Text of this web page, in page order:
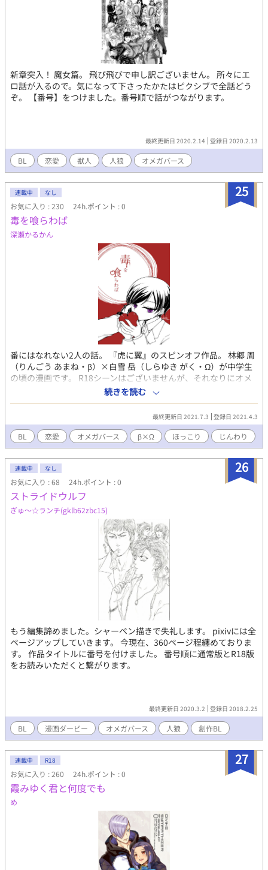
新章突入！ 魔女篇。 飛び飛びで申し訳ございません。 所々にエ
ロ話が入るので。気になって下さったかたはピクシブで全話どう
ぞ。 【番号】をつけました。番号順で話がつながります。
最終更新日 2020.2.14 登録日 2020.2.13
BL 恋愛 獣人 人狼 オメガバース
25
連載中 なし
お気に入り : 230 24h.ポイント : 0
毒を喰らわば
深瀬かるかん
番にはなれない2人の話。 『虎に翼』のスピンオフ作品。 林郷 周
（りんごう あまね・β）×白雪 岳（しらゆき がく・Ω）が中学生
の頃の漫画です。 R18シーンはございませんが、それなりにオメ
ガバースしていたり、ちょっとアレな話も出てきます。 モブや近
親相姦に関する話も出てくるので、地雷のない方向けかもしれま
せん。ご注意ください。 実はまとめ本を作って通販中です。 作者
のTwitterにショップのリンクをご用意しております。
続きを読む
最終更新日 2021.7.3 登録日 2021.4.3
BL 恋愛 オメガバース β×Ω ほっこり じんわり
26
連載中 なし
お気に入り : 68 24h.ポイント : 0
ストライドウルフ
ぎゅ～☆ランチ(gklb62zbc15)
もう編集諦めました。シャーペン描きで失礼します。 pixivには全
ページアップしていきます。 今現在、360ページ程纏めておりま
す。 作品タイトルに番号を付けました。 番号順に通常版とR18版
をお読みいただくと繋がります。
最終更新日 2020.3.2 登録日 2018.2.25
BL 漫画ダービー オメガバース 人狼 創作BL
27
連載中 R18
お気に入り : 260 24h.ポイント : 0
霞みゆく君と何度でも
め